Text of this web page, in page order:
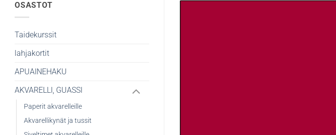
OSASTOT
Taidekurssit
lahjakortit
APUAINEHAKU
AKVARELLI, GUASSI
Paperit akvarelleille
Akvarellikynät ja tussit